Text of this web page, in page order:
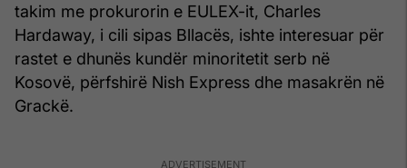
takim me prokurorin e EULEX-it, Charles
Hardaway, i cili sipas Bllacës, ishte interesuar për
rastet e dhunës kundër minoritetit serb në
Kosovë, përfshirë Nish Express dhe masakrën në
Grackë.